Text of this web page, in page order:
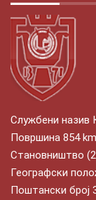
Службени назив
Површина 854
Становништво
Географски
Поштански број